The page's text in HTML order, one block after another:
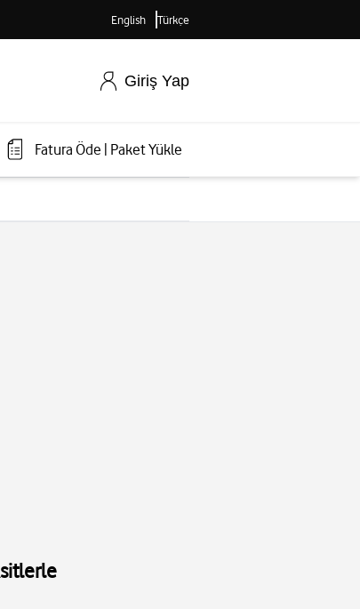
English Türkçe
Giriş Yap
Fatura Öde Paket Yükle